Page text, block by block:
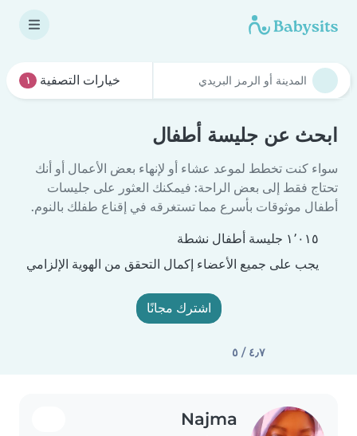
خيارات التصفية ١
ابحث عن جليسة أطفال
سواء كنت تخطط لموعد عشاء أو لإنهاء بعض الأعمال أو أنك
تحتاج فقط إلى بعض الراحة: فيمكنك العثور على جليسات
أطفال موثوقات بأسرع مما تستغرقه في إقناع طفلك بالنوم.
١٬٠١٥ جليسة أطفال نشطة
يجب على جميع الأعضاء إكمال التحقق من الهوية الإلزامي
اشترك مجانًا
٤٫٧ / ٥
Najma